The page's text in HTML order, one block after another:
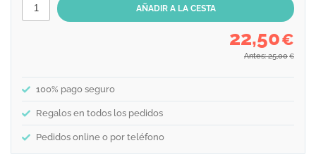
22,50€
Antes: 25,00 €
100% pago seguro
Regalos en todos los pedidos
Pedidos online o por teléfono